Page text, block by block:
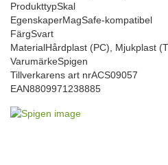
ProdukttypSkal
EgenskaperMagSafe-kompatibel
FärgSvart
MaterialHårdplast (PC), Mjukplast
VarumärkeSpigen
Tillverkarens art nrACS09057
EAN8809971238885